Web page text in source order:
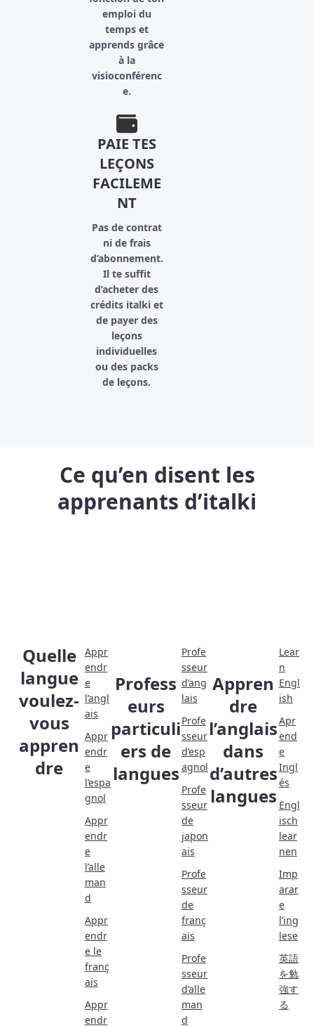
emploi du
temps et
apprends grâce
à la
visioconférenc
e.
PAIE TES
LEÇONS
FACILEME
NT
Pas de contrat
ni de frais
d’abonnement.
Il te suffit
d’acheter des
crédits italki et
de payer des
leçons
individuelles
ou des packs
de leçons.
Ce qu’en disent les
apprenants d’italki
Quelle
langue
voulez-
vous
appren
dre
Appr
endr
e
l’angl
ais
Appr
endr
e
l’espa
gnol
Appr
endr
e
l’alle
man
d
Appr
endr
e le
franç
ais
Appr
endr
Profess
eurs
particuli
ers de
langues
Profe
sseur
d’ang
lais
Profe
sseur
d’esp
agnol
Profe
sseur
de
japon
ais
Profe
sseur
de
franç
ais
Profe
sseur
d’alle
man
d
Appren
dre
l’anglais
dans
d’autres
langues
Lear
n
Engl
ish
Apr
end
e
Ingl
és
Engl
isch
lear
nen
Imp
arar
e
l’ing
lese
英語
を勉
強す
る